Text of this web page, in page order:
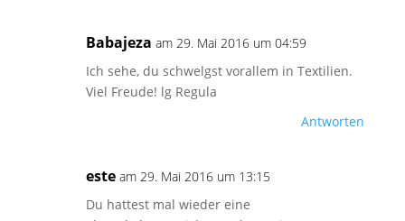
Babajeza am 29. Mai 2016 um 04:59
Ich sehe, du schwelgst vorallem in Textilien.
Viel Freude! lg Regula
Antworten
este am 29. Mai 2016 um 13:15
Du hattest mal wieder eine